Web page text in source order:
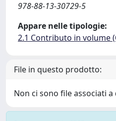
978-88-13-30729-5
Appare nelle tipologie:
2.1 Contributo in volume
File in questo prodotto:
Non ci sono file associati